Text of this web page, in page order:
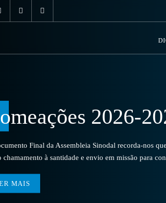
2026-
Final da Assembleia Sinodal recorda-nos
chamamento à santidade e envio em missão para
MAIS